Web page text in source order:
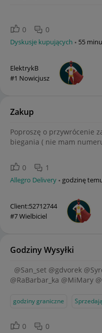
0 0
Dyskusje kupujących 55
ElektrykB
#1 Nowicjusz
Zakup
Poproszę o przywrócenie
biegania ( nie mam
0 1
Allegro Delivery godzinę
Client:52712744
#7 Wielbiciel
Godziny Wysyłki
@San_set @gdvorek
@RaBarbar_ka @MiMary
godziny graniczne
0 0